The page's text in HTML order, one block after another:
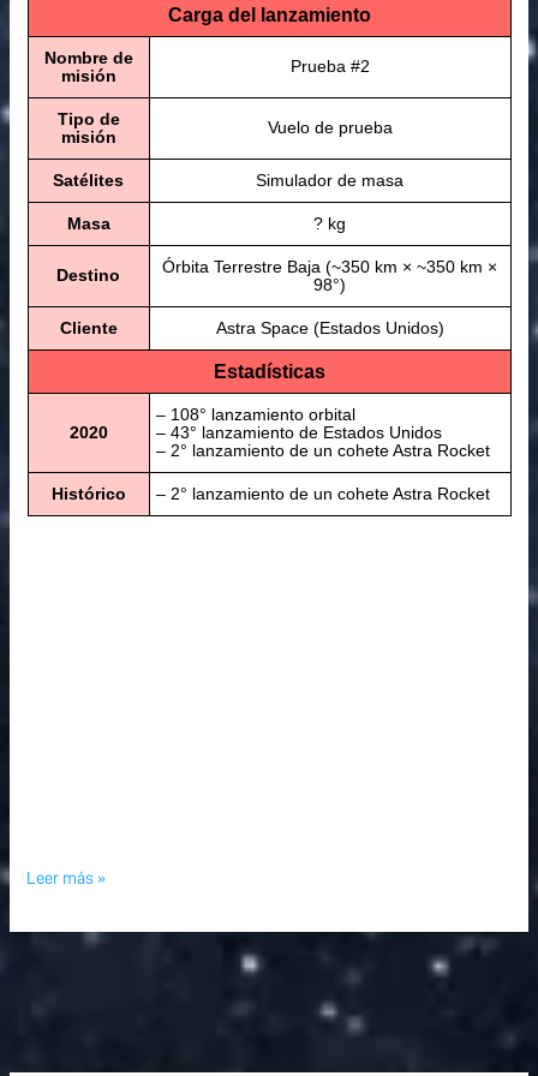
Carga del lanzamiento
Nombre de
misión
Prueba #2
Tipo de
misión
Vuelo de prueba
Satélites Simulador de masa
Masa ? kg
Destino
Órbita Terrestre Baja (~350 km × ~350 km ×
98°)
Cliente Astra Space (Estados Unidos)
Estadísticas
2020
– 108° lanzamiento orbital
– 43° lanzamiento de Estados Unidos
– 2° lanzamiento de un cohete Astra Rocket
Histórico – 2° lanzamiento de un cohete Astra Rocket
Leer más »